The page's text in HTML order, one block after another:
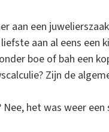
een
aan al eens een
boe of bah een
Zijn de
het was weer